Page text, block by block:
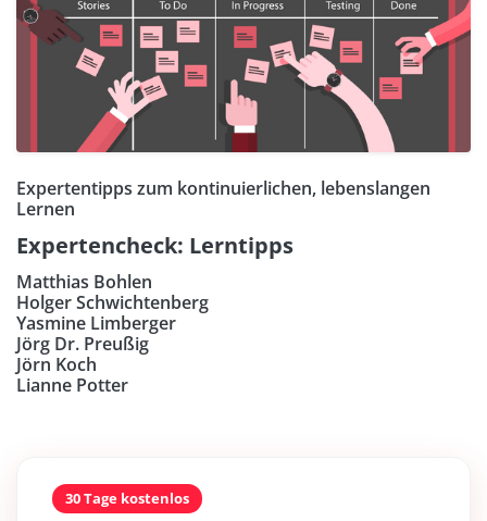
Expertentipps zum kontinuierlichen, lebenslangen
Lernen
Expertencheck: Lerntipps
Matthias Bohlen
Holger Schwichtenberg
Yasmine Limberger
Jörg Dr. Preußig
Jörn Koch
Lianne Potter
30 Tage kostenlos